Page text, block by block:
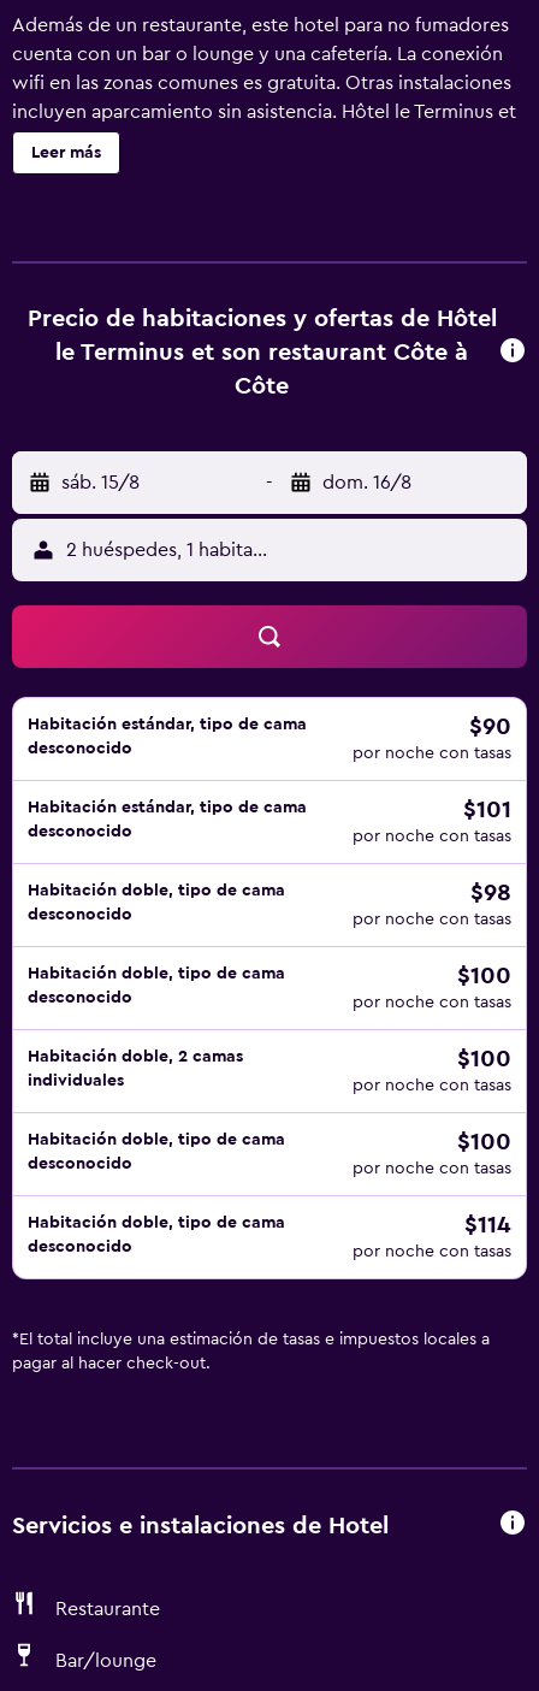
Además de un restaurante, este hotel para no fumadores
cuenta con un bar o lounge y una cafetería. La conexión
wifi en las zonas comunes es gratuita. Otras instalaciones
incluyen aparcamiento sin asistencia. Hôtel le Terminus et
son restaurant Côte à Côte tiene 20 alojamientos. Se
ofrece una televisión de pantalla plana de 70 cm con
Leer más
Precio de habitaciones y ofertas de Hôtel
le Terminus et son restaurant Côte à
Côte
sáb. 15/8 - dom. 16/8
2 huéspedes, 1 habitación
Habitación estándar, tipo de cama
desconocido
$90
por noche con tasas
Habitación estándar, tipo de cama
desconocido
$101
por noche con tasas
Habitación doble, tipo de cama
desconocido
$98
por noche con tasas
Habitación doble, tipo de cama
desconocido
$100
por noche con tasas
Habitación doble, 2 camas
individuales
$100
por noche con tasas
Habitación doble, tipo de cama
desconocido
$100
por noche con tasas
Habitación doble, tipo de cama
desconocido
$114
por noche con tasas
* El total incluye una estimación de tasas e impuestos locales a
pagar al hacer check-out.
Servicios e instalaciones de Hotel
Restaurante
Bar/lounge